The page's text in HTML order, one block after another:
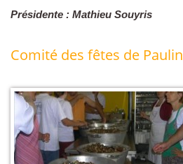
Présidente : Mathieu Souyris
Comité des fêtes de